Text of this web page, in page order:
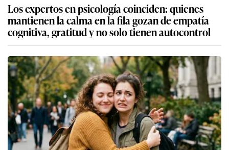
Los expertos en psicología coinciden: quienes
mantienen la calma en la fila gozan de empatía
cognitiva, gratitud y no solo tienen autocontrol